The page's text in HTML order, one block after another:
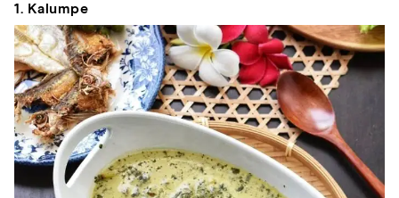
1. Kalumpe